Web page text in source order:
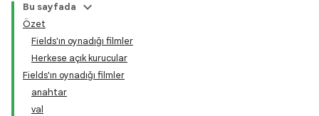
Bu sayfada
Özet
Fields'ın oynadığı filmler
Herkese açık kurucular
Fields'ın oynadığı filmler
anahtar
val